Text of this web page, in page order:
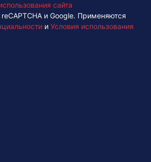
сайта
и Google. Применяются
и Условия использования